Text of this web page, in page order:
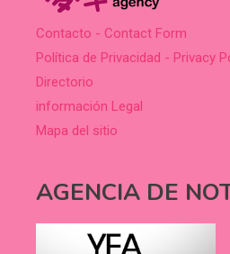
Contacto - Contact Form
Política de Privacidad - Privacy
Directorio
información Legal
Mapa del sitio
AGENCIA DE